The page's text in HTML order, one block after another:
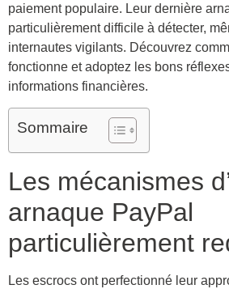
paiement populaire. Leur dernière
particulièrement difficile à détecter,
internautes vigilants. Découvrez
fonctionne et adoptez les bons
informations financières.
Sommaire
Les mécanismes
arnaque PayPal
particulièrement
Les escrocs ont perfectionné leur